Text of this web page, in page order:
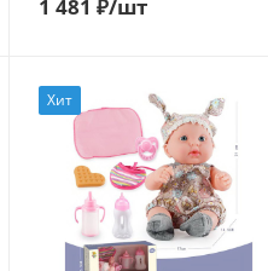
1 481 ₽/шт
Хит